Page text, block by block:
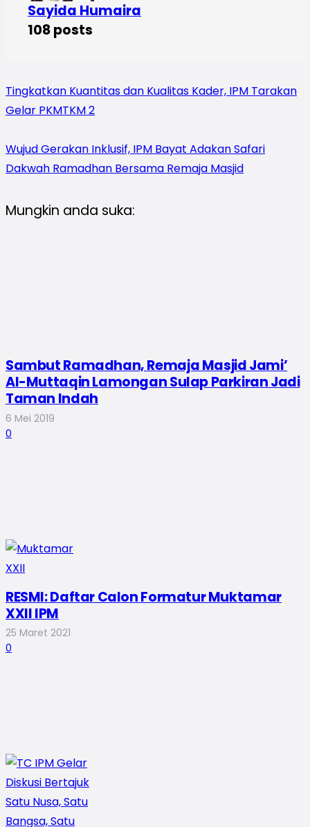
Sayida Humaira
108 posts
Tingkatkan Kuantitas dan Kualitas Kader, IPM Tarakan
Gelar PKMTKM 2
Wujud Gerakan Inklusif, IPM Bayat Adakan Safari
Dakwah Ramadhan Bersama Remaja Masjid
Mungkin anda suka:
Sambut Ramadhan, Remaja Masjid Jami’
Al-Muttaqin Lamongan Sulap Parkiran Jadi
Taman Indah
6 Mei 2019
0
RESMI: Daftar Calon Formatur Muktamar
XXII IPM
25 Maret 2021
0